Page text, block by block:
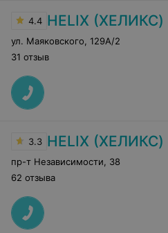
4.4 HELIX (ХЕЛИКС)
ул. Маяковского, 129А/2
31 отзыв
3.3 HELIX (ХЕЛИКС)
пр-т Независимости
38
62 отзыва